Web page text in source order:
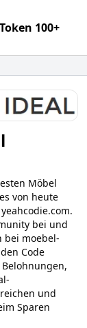
Token 100+
Möbel
von heute
bei und
bei moebel-
Code
-
und
Sparen